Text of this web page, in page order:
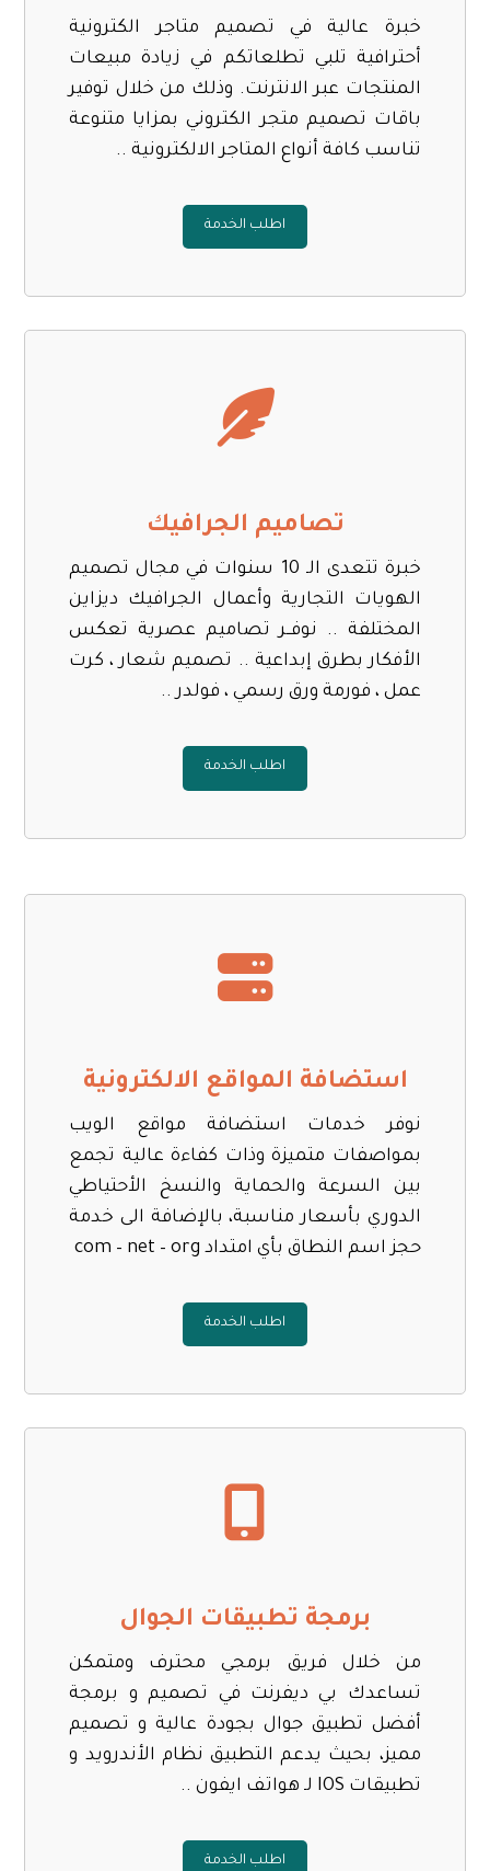
خبرة عالية في تصميم متاجر الكترونية
أحترافية تلبي تطلعاتكم في زيادة مبيعات
المنتجات عبر الانترنت. وذلك من خلال توفير
باقات تصميم متجر الكتروني بمزايا متنوعة
تناسب كافة أنواع المتاجر الالكترونية ..
اطلب الخدمة
تصاميم الجرافيك
خبرة تتعدى الـ 10 سنوات في مجال تصميم
الهويات التجارية وأعمال الجرافيك ديزاين
المختلفة .. نوفــر تصاميم عصرية تعكس
الأفكار بطرق إبداعية .. تصميم شعار ، كرت
عمل ، فورمة ورق رسمي ، فولدر ..
اطلب الخدمة
استضافة المواقع الالكترونية
نوفر خدمات استضافة مواقع الويب
بمواصفات متميزة وذات كفاءة عالية تجمع
بين السرعة والحماية والنسخ الأحتياطي
الدوري بأسعار مناسبة، بالإضافة الى خدمة
حجز اسم النطاق بأي امتداد com – net – org
اطلب الخدمة
برمجة تطبيقات الجوال
من خلال فريق برمجي محترف ومتمكن
تساعدك بي ديفرنت في تصميم و برمجة
أفضل تطبيق جوال بجودة عالية و تصميم
مميز، بحيث يدعم التطبيق نظام الأندرويد و
تطبيقات IOS لـ هواتف ايفون ..
اطلب الخدمة